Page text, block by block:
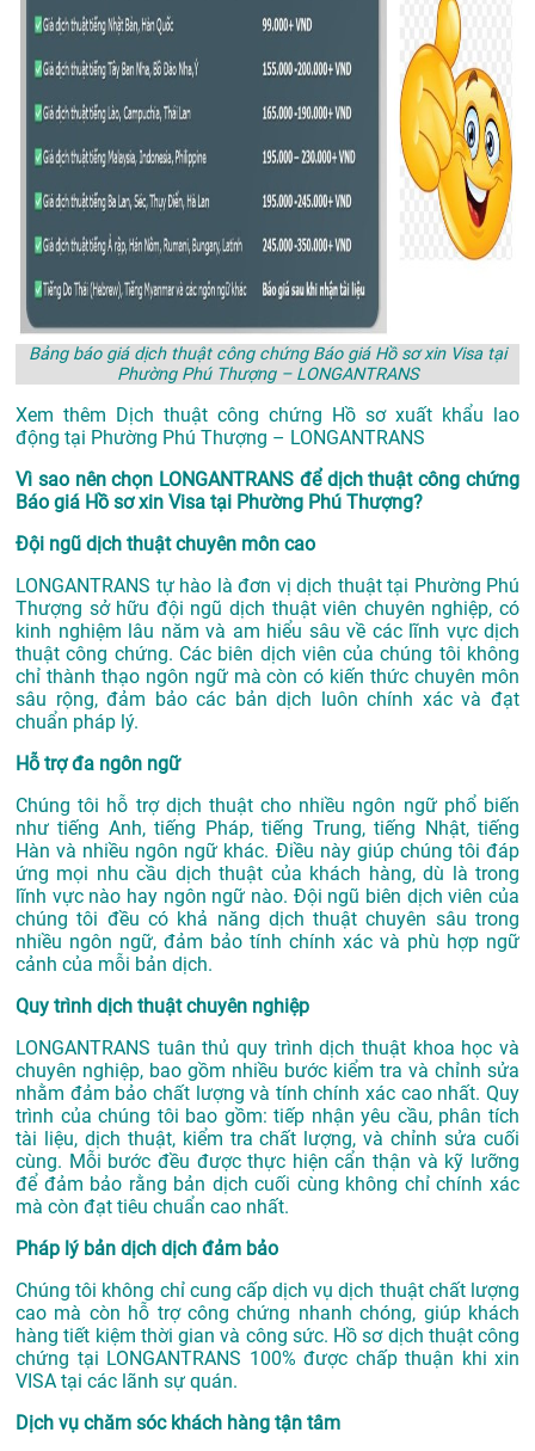
Bảng báo giá dịch thuật công chứng Báo giá Hồ sơ xin Visa tại
Phường Phú Thượng – LONGANTRANS
Xem thêm Dịch thuật công chứng Hồ sơ xuất khẩu lao
động tại Phường Phú Thượng – LONGANTRANS
Vì sao nên chọn LONGANTRANS để dịch thuật công chứng
Báo giá Hồ sơ xin Visa tại Phường Phú Thượng?
Đội ngũ dịch thuật chuyên môn cao
LONGANTRANS tự hào là đơn vị dịch thuật tại Phường Phú
Thượng sở hữu đội ngũ dịch thuật viên chuyên nghiệp, có
kinh nghiệm lâu năm và am hiểu sâu về các lĩnh vực dịch
thuật công chứng. Các biên dịch viên của chúng tôi không
chỉ thành thạo ngôn ngữ mà còn có kiến thức chuyên môn
sâu rộng, đảm bảo các bản dịch luôn chính xác và đạt
chuẩn pháp lý.
Hỗ trợ đa ngôn ngữ
Chúng tôi hỗ trợ dịch thuật cho nhiều ngôn ngữ phổ biến
như tiếng Anh, tiếng Pháp, tiếng Trung, tiếng Nhật, tiếng
Hàn và nhiều ngôn ngữ khác. Điều này giúp chúng tôi đáp
ứng mọi nhu cầu dịch thuật của khách hàng, dù là trong
lĩnh vực nào hay ngôn ngữ nào. Đội ngũ biên dịch viên của
chúng tôi đều có khả năng dịch thuật chuyên sâu trong
nhiều ngôn ngữ, đảm bảo tính chính xác và phù hợp ngữ
cảnh của mỗi bản dịch.
Quy trình dịch thuật chuyên nghiệp
LONGANTRANS tuân thủ quy trình dịch thuật khoa học và
chuyên nghiệp, bao gồm nhiều bước kiểm tra và chỉnh sửa
nhằm đảm bảo chất lượng và tính chính xác cao nhất. Quy
trình của chúng tôi bao gồm: tiếp nhận yêu cầu, phân tích
tài liệu, dịch thuật, kiểm tra chất lượng, và chỉnh sửa cuối
cùng. Mỗi bước đều được thực hiện cẩn thận và kỹ lưỡng
để đảm bảo rằng bản dịch cuối cùng không chỉ chính xác
mà còn đạt tiêu chuẩn cao nhất.
Pháp lý bản dịch dịch đảm bảo
Chúng tôi không chỉ cung cấp dịch vụ dịch thuật chất lượng
cao mà còn hỗ trợ công chứng nhanh chóng, giúp khách
hàng tiết kiệm thời gian và công sức. Hồ sơ dịch thuật công
chứng tại LONGANTRANS 100% được chấp thuận khi xin
VISA tại các lãnh sự quán.
Dịch vụ chăm sóc khách hàng tận tâm